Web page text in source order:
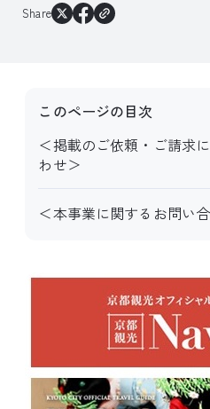
Share
このページの目次
＜掲載のご依頼・ご請求
わせ＞
＜本事業に関するお問い